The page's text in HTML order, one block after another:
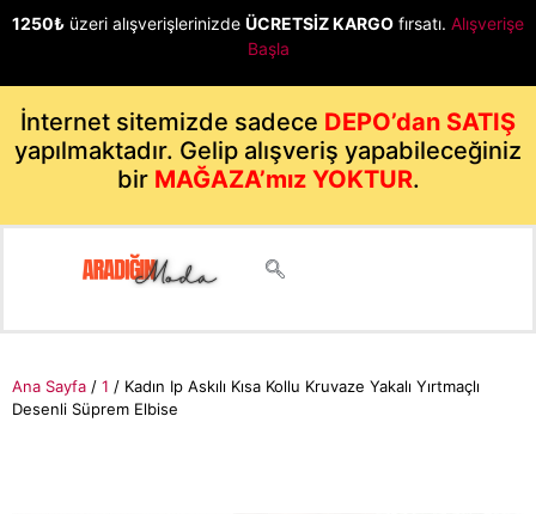
1250₺ üzeri alışverişlerinizde ÜCRETSİZ KARGO fırsatı. Alışverişe
Başla
İnternet sitemizde sadece DEPO’dan SATIŞ
yapılmaktadır. Gelip alışveriş yapabileceğiniz
bir MAĞAZA’mız YOKTUR.
Ana Sayfa / 1 / Kadın Ip Askılı Kısa Kollu Kruvaze Yakalı Yırtmaçlı
Desenli Süprem Elbise